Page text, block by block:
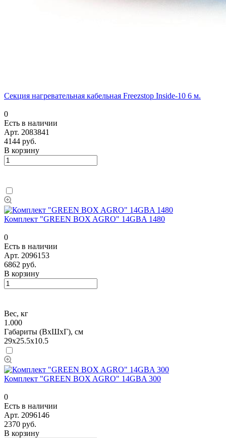
Секция нагревательная кабельная Freezstop Inside-10 6 м.
0
Есть в наличии
Арт. 2083841
4144 руб.
В корзину
Комплект "GREEN BOX AGRO" 14GBA 1480
0
Есть в наличии
Арт. 2096153
6862 руб.
В корзину
Вес, кг
1.000
Габариты (ВхШхГ), см
29x25.5x10.5
Комплект "GREEN BOX AGRO" 14GBA 300
0
Есть в наличии
Арт. 2096146
2370 руб.
В корзину